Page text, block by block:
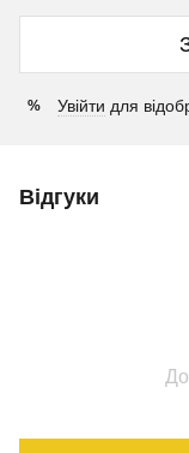
% Увійти для
Відгуки